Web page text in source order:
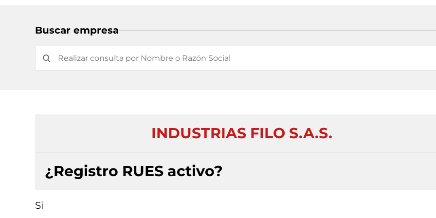
Buscar empresa
INDUSTRIAS FILO S.A.S.
¿Registro RUES activo?
Si